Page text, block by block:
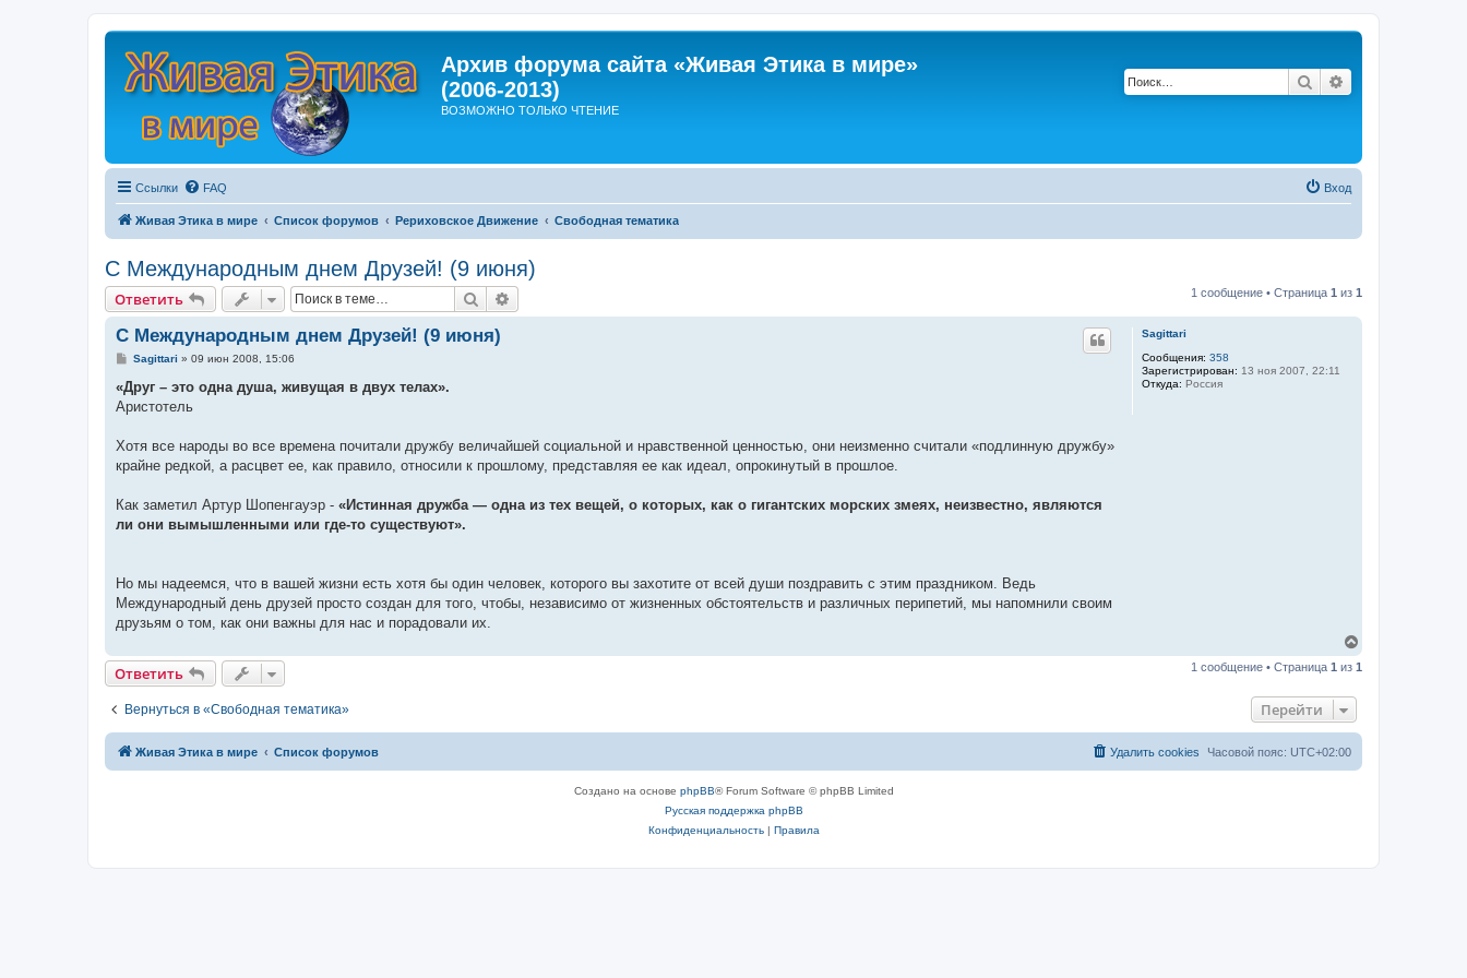
Архив форума сайта «Живая Этика в мире»
(2006-2013)
ВОЗМОЖНО ТОЛЬКО ЧТЕНИЕ
Поиск
Ссылки FAQ Вход
Живая Этика в мире Список форумов Рериховское Движение Свободная тематика
С Международным днем Друзей! (9 июня)
Ответить Поиск 1 сообщение • Страница 1 из 1
Sagittari
Сообщения: 358
Зарегистрирован: 13 ноя 2007, 22:11
Откуда: Россия
С Международным днем Друзей! (9 июня)
С
о
б
щ
и
е
Sagittari » 09 июн 2008, 15:06
«Друг – это одна душа, живущая в двух телах».
Аристотель
Хотя все народы во все времена почитали дружбу величайшей социальной и нравственной ценностью, они неизменно считали «подлинную дружбу»
крайне редкой, а расцвет ее, как правило, относили к прошлому, представляя ее как идеал, опрокинутый в прошлое.
Как заметил Артур Шопенгауэр - «Истинная дружба — одна из тех вещей, о которых, как о гигантских морских змеях, неизвестно, являются
ли они вымышленными или где-то существуют».
Но мы надеемся, что в вашей жизни есть хотя бы один человек, которого вы захотите от всей души поздравить с этим праздником. Ведь
Международный день друзей просто создан для того, чтобы, независимо от жизненных обстоятельств и различных перипетий, мы напомнили своим
друзьям о том, как они важны для нас и порадовали их.
р
я
у
Ответить 1 сообщение • Страница 1 из 1
Вернуться в «Свободная тематика» Перейти
Живая Этика в мире Список форумов Часовой пояс: UTC+02:00
Удалить cookies
Создано на основе phpBB® Forum Software © phpBB Limited
Русская поддержка phpBB
Конфиденциальность| Правила